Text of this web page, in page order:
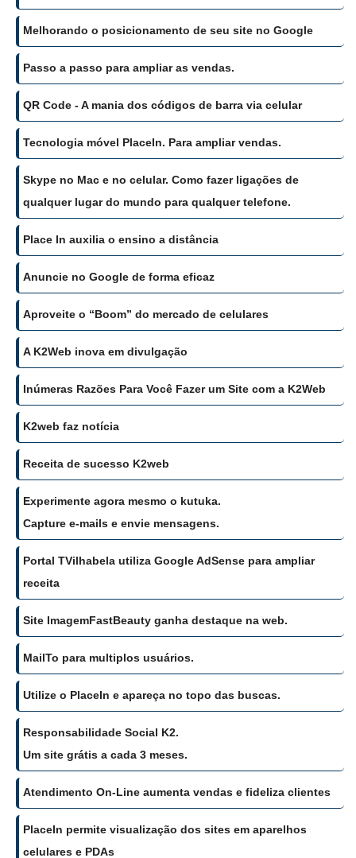
Melhorando o posicionamento de seu site no Google
Passo a passo para ampliar as vendas.
QR Code - A mania dos códigos de barra via celular
Tecnologia móvel PlaceIn. Para ampliar vendas.
Skype no Mac e no celular. Como fazer ligações de
qualquer lugar do mundo para qualquer telefone.
Place In auxilia o ensino a distância
Anuncie no Google de forma eficaz
Aproveite o “Boom” do mercado de celulares
A K2Web inova em divulgação
Inúmeras Razões Para Você Fazer um Site com a K2Web
K2web faz notícia
Receita de sucesso K2web
Experimente agora mesmo o kutuka.
Capture e-mails e envie mensagens.
Portal TVilhabela utiliza Google AdSense para ampliar
receita
Site ImagemFastBeauty ganha destaque na web.
MailTo para multiplos usuários.
Utilize o PlaceIn e apareça no topo das buscas.
Responsabilidade Social K2.
Um site grátis a cada 3 meses.
Atendimento On-Line aumenta vendas e fideliza clientes
PlaceIn permite visualização dos sites em aparelhos
celulares e PDAs